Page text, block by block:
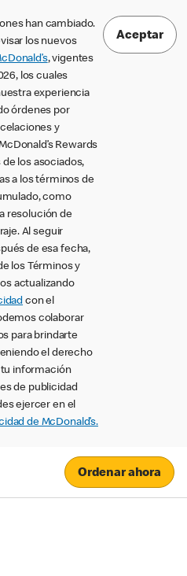
han cambiado.
los nuevos
, vigentes
los cuales
experiencia
órdenes por
y
Rewards
los asociados,
a los términos de
como
resolución de
Al seguir
de esa fecha,
los Términos y
actualizando
con el
colaborar
para brindarte
el derecho
información
de publicidad
ejercer en el
de McDonald’s.
Aceptar
Ordenar ahora